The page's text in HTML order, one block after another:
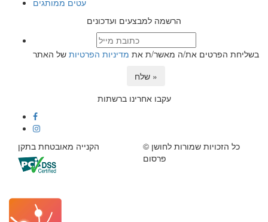
עטים ממותגים
הרשמה למבצעים ועדכונים
בשליחת הפרטים את/ה מאשר/ת את מדיניות הפרטיות של האתר
שלח »
עקבו אחרינו ברשתות
© כל הזכויות שמורות לחושן
פרסום
הקנייה מאובטחת בתקן